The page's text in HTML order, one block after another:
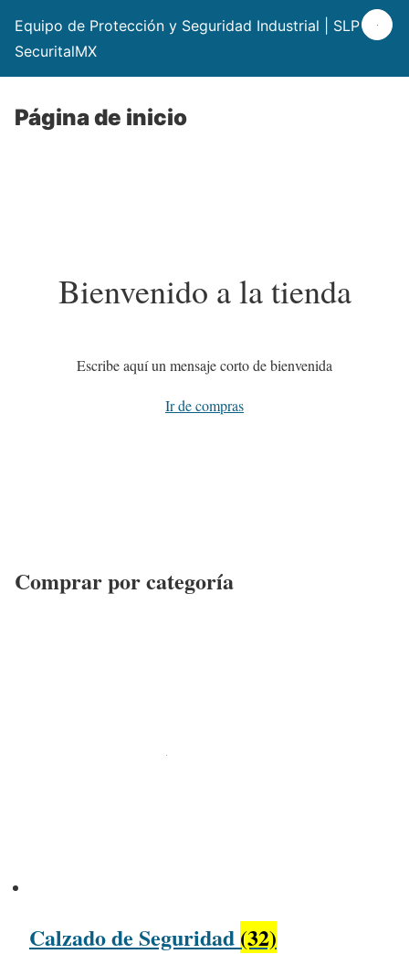
Equipo de Protección y Seguridad Industrial | SLP |
SecuritalMX
Página de inicio
Bienvenido a la tienda
Escribe aquí un mensaje corto de bienvenida
Ir de compras
Comprar por categoría
Calzado de Seguridad (32)